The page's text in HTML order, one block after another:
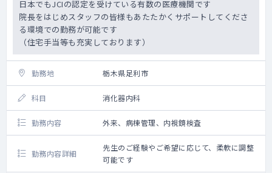
日本でもJCIの認定を受けている有数の医療機関です
院長をはじめスタッフの皆様もあたたかくサポートしてくださ
る環境での勤務が可能です
（住宅手当等も充実しております）
勤務地 栃木県足利市
科目 消化器内科
勤務内容 外来、病棟管理、内視鏡検査
勤務内容詳細
先生のご経験やご希望に応じて、柔軟に調整
可能です